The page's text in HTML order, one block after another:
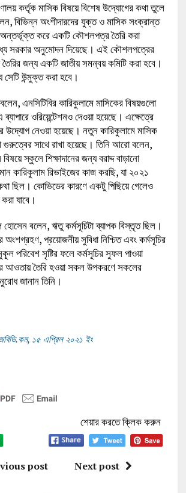
কর্তৃক মাসিক বিষয়ে বিশেষ উদ্যোগের কথা তুলে
বিভিন্ন অংশীদারদের যুক্ত ও মাসিক সংক্রান্ত
করে একটি কৌশলপত্র তৈরি করা
সরকার অনুমোদন দিয়েছে। এই কৌশলপত্রের
তৈরির জন্য একটি জাতীয় সমন্বয় কমিটি করা হবে।
উন্মুক্ত করা হবে।
এনসিটিবির কারিকুলামে মাসিকের বিষয়গুলো
ওরিয়েন্টেশনও দেওয়া হয়েছে। এক্ষেত্রে
উদ্যোগ নেওয়া হয়েছে। নতুন কারিকুলামে মাসিক
সাথে রাখা হয়েছে। তিনি আরো বলেন,
স্কুলে শিক্ষাদানের জন্য বরাদ্দ বাড়ানো
কারিকুলাম রিভাইজের কাজ করছি, যা ২০২১
ছিল। কোভিডের কারণে একটু পিছিয়ে গেলেও
যাবে।
বলেন, ঋতু কর্মসূচিটা ব্যাপক বিস্তৃত ছিল।
অংশগ্রহণ, প্রয়োজনীয় সুবিধা নিশ্চিত এবং কর্মসূচির
পরিবেশ সৃষ্টির ফলে কর্মসূচির সুফল পাওয়া
আওতায় তৈরি হওয়া সকল উপকরণে সকলের
জানান তিনি।
১৫ এপ্রিল ২০২১ ইং
শেয়ার করতে ক্লিক করুন
post Next post